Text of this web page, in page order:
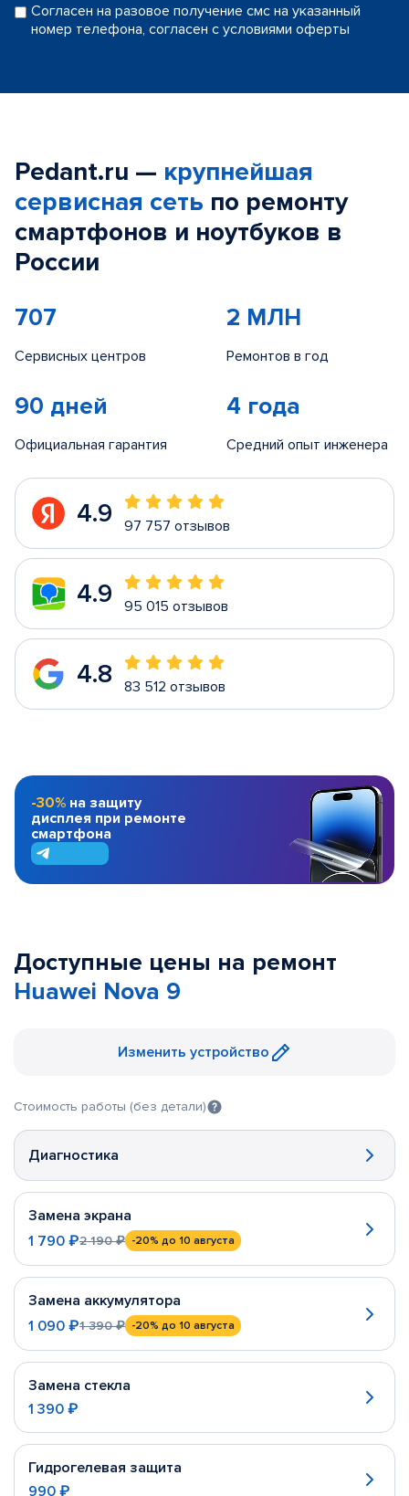
Согласен на разовое получение смс на указанный
номер телефона, согласен с условиями оферты
Pedant.ru — крупнейшая
сервисная сеть по ремонту
смартфонов и ноутбуков в
России
707
Сервисных центров
2 МЛН
Ремонтов в год
90 дней
Официальная гарантия
4 года
Средний опыт инженера
4.9 97 757 отзывов
4.9 95 015 отзывов
4.8 83 512 отзывов
-30% на защиту
дисплея при ремонте
смартфона
Доступные цены на ремонт
Huawei Nova 9
Изменить устройство
Стоимость работы (без детали)
Диагностика
Замена экрана
1 790 ₽2 190 ₽ -20% до 10 августа
Замена аккумулятора
1 090 ₽1 390 ₽ -20% до 10 августа
Замена стекла
1 390 ₽
Гидрогелевая защита
990 ₽